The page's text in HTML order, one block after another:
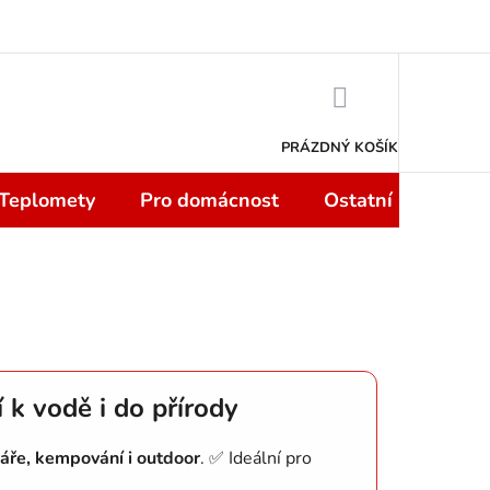
do 14 dní
PRÁZDNÝ KOŠÍK
Pro domácnost Ostatní
k vodě i do přírody
kempování i outdoor. ✅ Ideální pro